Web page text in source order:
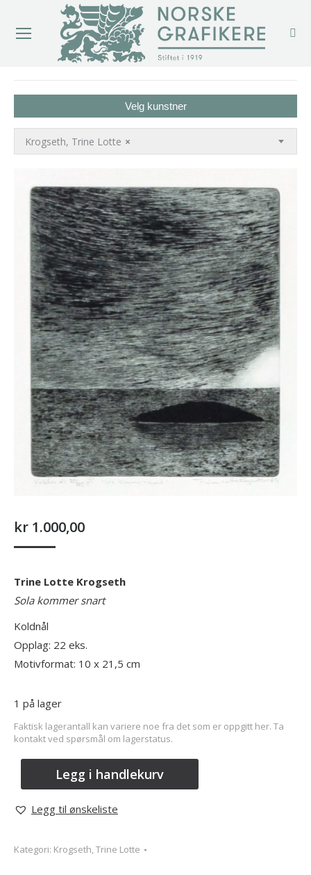
Velg kunstner
×
Krogseth, Trine Lotte
kr 1.000,00
Trine Lotte Krogseth
Sola kommer snart
Koldnål
Opplag: 22 eks.
Motivformat: 10 x 21,5 cm
1 på lager
Faktisk lagerantall kan variere noe fra det som er oppgitt her. Ta
kontakt ved spørsmål om lagerstatus.
Legg i handlekurv
Legg til ønskeliste
Kategori: Krogseth, Trine Lotte